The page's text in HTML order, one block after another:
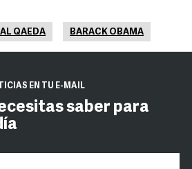
AL QAEDA BARACK OBAMA
EN TU E-MAIL
saber para